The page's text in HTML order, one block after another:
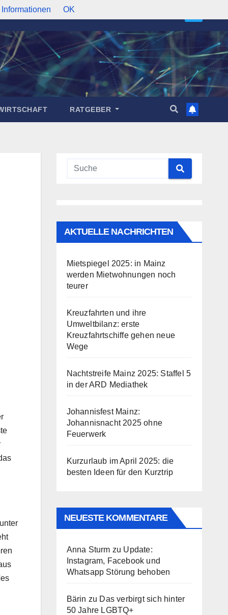
RATGEBER
AKTUELLE NACHRICHTEN
Mietspiegel 2025: in Mainz
werden Mietwohnungen noch
teurer
Kreuzfahrten und ihre
Umweltbilanz: erste
Kreuzfahrtschiffe gehen neue
Wege
Nachtstreife Mainz 2025: Staffel 5
in der ARD Mediathek
Johannisfest Mainz:
Johannisnacht 2025 ohne
Feuerwerk
Kurzurlaub im April 2025: die
besten Ideen für den Kurztrip
NEUESTE KOMMENTARE
Anna Sturm zu Update:
Instagram, Facebook und
Whatsapp Störung behoben
Bärin zu Das verbirgt sich hinter
50 Jahre LGBTQ+
Informationen OK